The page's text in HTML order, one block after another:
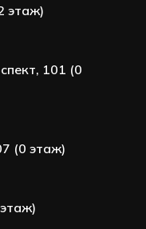
этаж)
101 (0
(0 этаж)